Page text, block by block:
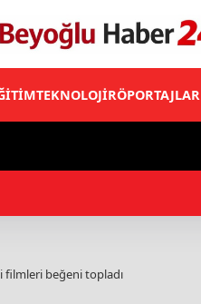
TEKNOLOJİRÖPORTAJLAR
İstanbul'da açıklayacak
filmleri beğeni topladı